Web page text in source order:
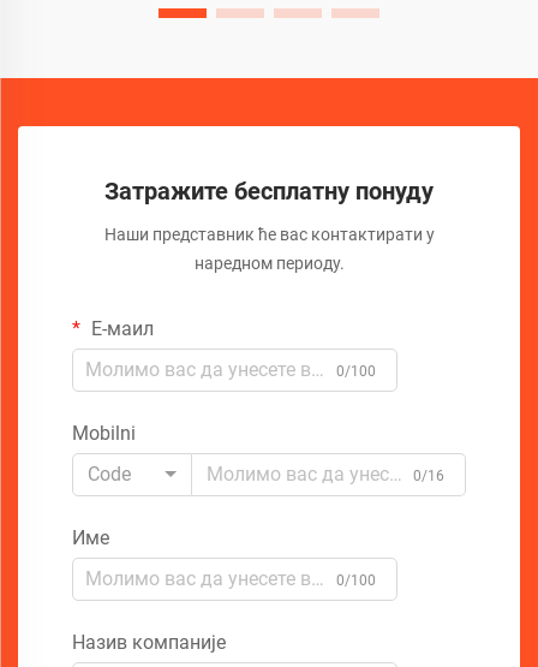
Затражите бесплатну понуду
Наши представник ће вас контактирати у
наредном периоду.
Е-маил
0/100
Mobilni
Code
0/16
Име
0/100
Назив компаније